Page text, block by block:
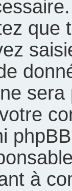
que
à